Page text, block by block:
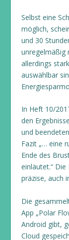
Selbst eine
möglich,
und 30
unregelmäßig
allerdings
auswählbar
In Heft 10/
den
und
Fazit „… eine
Ende des
einläutet.“
präzise, auch
Die
App „Polar
Android gibt,
Cloud